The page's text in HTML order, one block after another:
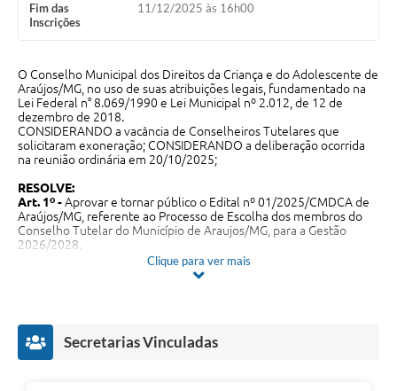
Lei Aldir Blanc
Arquivos de Transparência
Lei de Acesso a Informação
Editais
Modelos
Órgãos Municipais
Fala Cidadão
Nota Fiscal Eletrônica - NFSE
SIC
Galeria de Fotos
Fim das
Inscrições
11/12/2025 às 16h00
O Conselho Municipal dos Direitos da Criança e do Adolescente de
Araújos/MG, no uso de suas atribuições legais, fundamentado na
Lei Federal n° 8.069/1990 e Lei Municipal nº 2.012, de 12 de
dezembro de 2018.
CONSIDERANDO a vacância de Conselheiros Tutelares que
solicitaram exoneração; CONSIDERANDO a deliberação ocorrida
na reunião ordinária em 20/10/2025;
RESOLVE:
Art. 1º -Aprovar e tornar público o Edital nº 01/2025/CMDCA de
Araújos/MG, referente ao Processo de Escolha dos membros do
Conselho Tutelar do Município de Araujos/MG, para a Gestão
2026/2028.
- Revogam-se as disposições em contrário, esta Resolução
entra em vigor na data de sua publicação.
Clique para ver mais
Secretarias Vinculadas